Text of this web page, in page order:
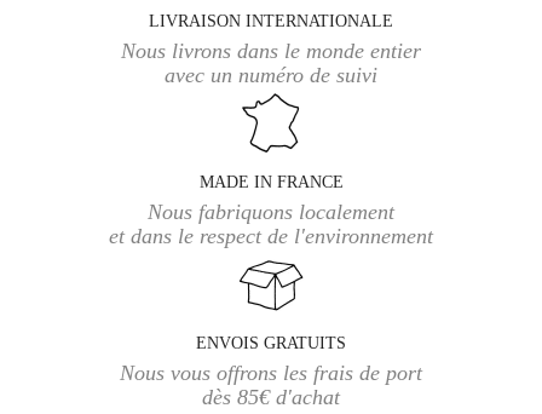
LIVRAISON INTERNATIONALE
Nous livrons dans le monde entier
avec un numéro de suivi
MADE IN FRANCE
Nous fabriquons localement
et dans le respect de l'environnement
ENVOIS GRATUITS
Nous vous offrons les frais de port
dès 85€ d'achat